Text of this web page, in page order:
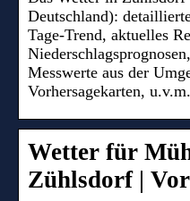
Deutschland):
Tage-Trend, aktuelles
Messwerte aus der
Vorhersagekarten, u.v.m.
Wetter für
Zühlsdorf |